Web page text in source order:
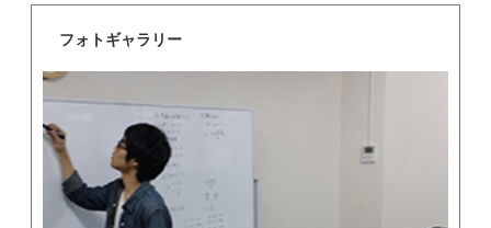
フォトギャラリー